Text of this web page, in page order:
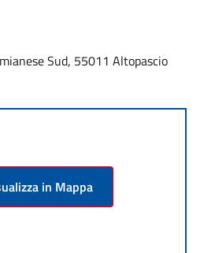
Sud, 55011 Altopascio
in Mappa